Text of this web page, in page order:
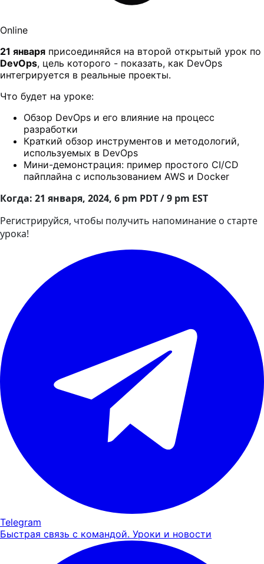
Online
21 января присоединяйся на второй открытый урок по
DevOps, цель которого - показать, как DevOps
интегрируется в реальные проекты.
Что будет на уроке:
Обзор DevOps и его влияние на процесс
разработки
Краткий обзор инструментов и методологий,
используемых в DevOps
Мини-демонстрация: пример простого CI/CD
пайплайна с использованием AWS и Docker
Когда: 21 января, 2024, 6 pm PDT / 9 pm EST
Регистрируйся, чтобы получить напоминание о старте
урока!
Telegram
Быстрая связь с командой. Уроки и новости